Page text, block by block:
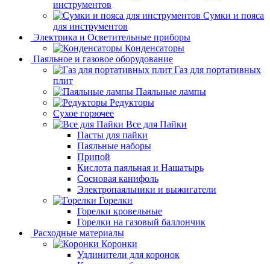
инструментов
Сумки и пояса
для инструментов
Электрика и Осветительные приборы
Конденсаторы
Паяльное и газовое оборудование
Газ для портативных
плит
Паяльные лампы
Редукторы
Сухое горючее
Все для Пайки
Пасты для пайки
Паяльные наборы
Припой
Кислота паяльная и Нашатырь
Сосновая канифоль
Электропаяльники и выжигатели
Горелки
Горелки кровельные
Горелки на газовый баллончик
Расходные материалы
Коронки
Удлинители для коронок